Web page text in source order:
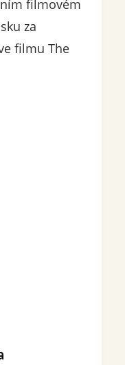
filmovém
za
filmu The